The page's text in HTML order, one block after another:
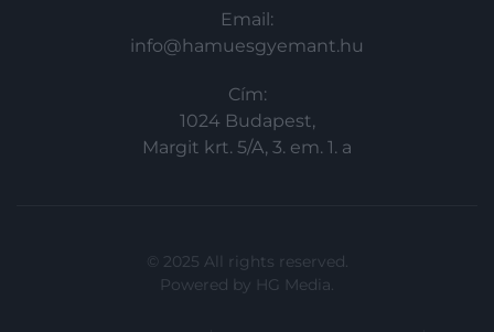
Email:
info@hamuesgyemant.hu
Cím:
1024 Budapest,
Margit krt. 5/A, 3. em. 1. a
© 2025 All rights reserved.
Powered by HG Media.